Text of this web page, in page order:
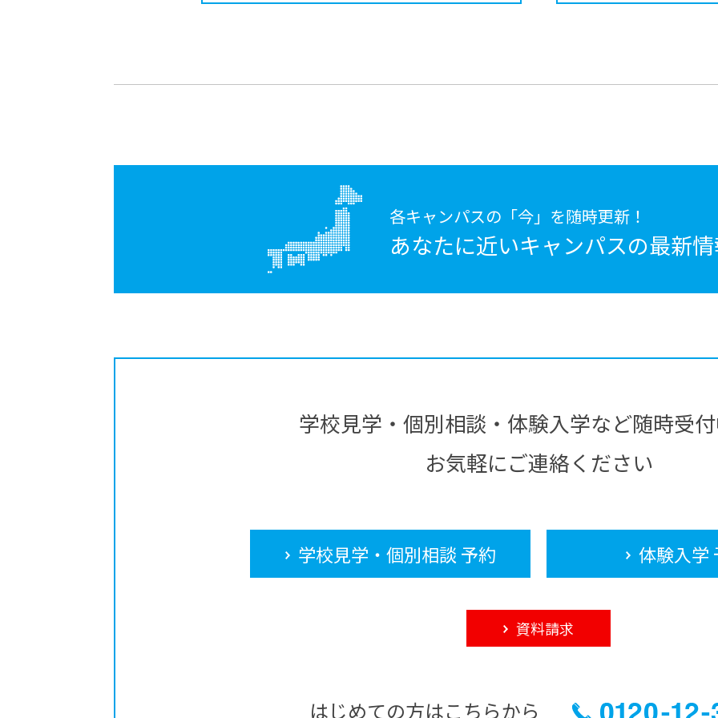
各キャンパスの「今」を随時更新！
あなたに近いキャンパスの最新
学校見学・個別相談・体験入学など随時受
お気軽にご連絡ください
学校見学・個別相談 予約 体験入学
資料請求
はじめての方はこちらから